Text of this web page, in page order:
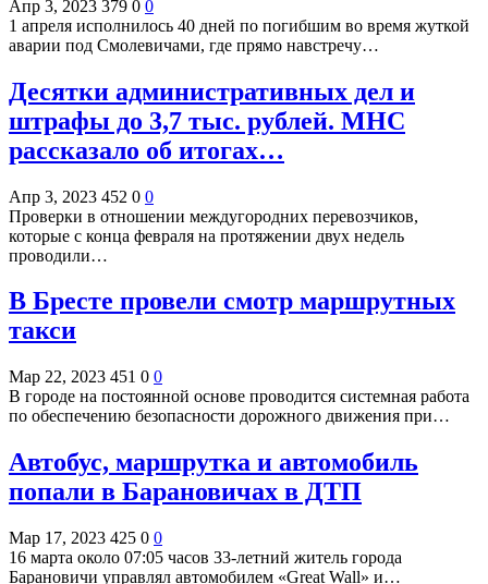
Апр 3, 2023 379 0 0
1 апреля исполнилось 40 дней по погибшим во время жуткой
аварии под Смолевичами, где прямо навстречу…
Десятки административных дел и
штрафы до 3,7 тыс. рублей. МНС
рассказало об итогах…
Апр 3, 2023 452 0 0
Проверки в отношении междугородних перевозчиков,
которые с конца февраля на протяжении двух недель
проводили…
В Бресте провели смотр маршрутных
такси
Мар 22, 2023 451 0 0
В городе на постоянной основе проводится системная работа
по обеспечению безопасности дорожного движения при…
Автобус, маршрутка и автомобиль
попали в Барановичах в ДТП
Мар 17, 2023 425 0 0
16 марта около 07:05 часов 33-летний житель города
Барановичи управлял автомобилем «Great Wall» и…